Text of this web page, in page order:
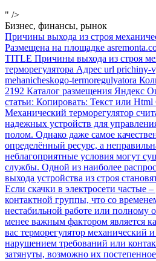
" />
Бизнес, финансы, рынок
Причины выхода из строя
Размещена на площадке
TITLE Причины выхода из строя
терморегулятора Адрес url prichiny-
mehanicheskogo-termoregulyatora
2192 Каталог размещения Яндекс
статьи: Копировать: Текст или
Механический терморегулятор
надежных устройств для
полом. Однако даже самое
определённый ресурс, а
неблагоприятные условия могут
службы. Одной из наиболее
выхода устройства из строя
Если скачки в электросети частые –
контактной группы, что со
нестабильной работе или полному
менее важным фактором является
вас терморегулятор механический
нарушением требований или
затянуты, возможно их